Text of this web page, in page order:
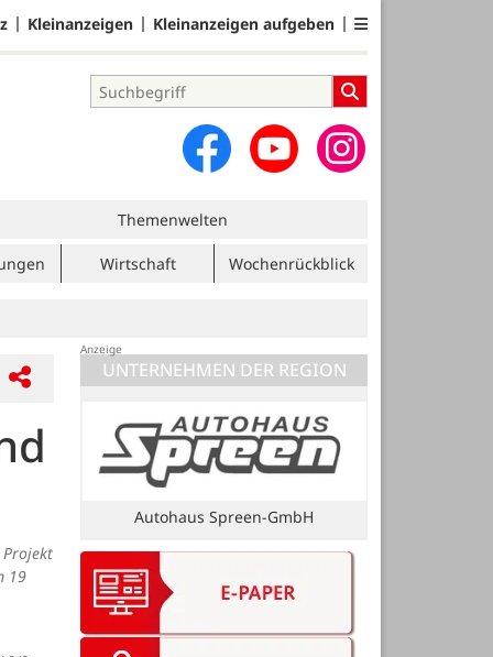
Kleinanzeigen Kleinanzeigen aufgeben
Themenwelten
Wirtschaft Wochenrückblick
Projekt
19
UNTERNEHMEN DER REGION
Bruns Vermessung